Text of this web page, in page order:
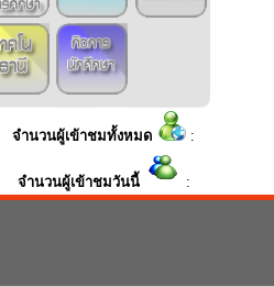
ำนวนผู้เข้าชมทั้งหมด :
จำนวนผู้เข้าชมวันนี้ :